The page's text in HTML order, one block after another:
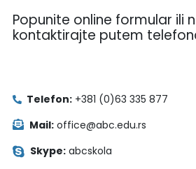
Popunite online formular ili
kontaktirajte putem
Telefon:+381 (0)63 335 877
Mail:office@abc.edu.rs
Skype:abcskola